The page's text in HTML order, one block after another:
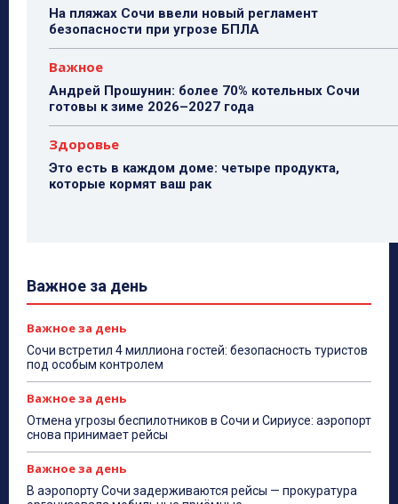
На пляжах Сочи ввели новый регламент
безопасности при угрозе БПЛА
Важное
Андрей Прошунин: более 70% котельных Сочи
готовы к зиме 2026–2027 года
Здоровье
Это есть в каждом доме: четыре продукта,
которые кормят ваш рак
Важное за день
Важное за день
Сочи встретил 4 миллиона гостей: безопасность туристов
под особым контролем
Важное за день
Отмена угрозы беспилотников в Сочи и Сириусе: аэропорт
снова принимает рейсы
Важное за день
В аэропорту Сочи задерживаются рейсы — прокуратура